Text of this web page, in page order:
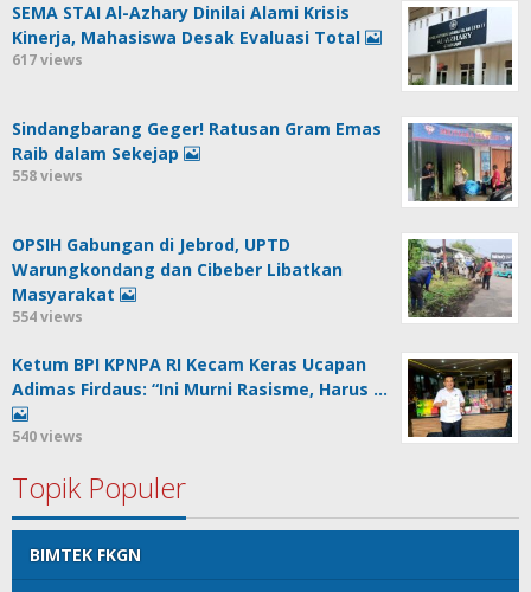
SEMA STAI Al-Azhary Dinilai Alami Krisis
Kinerja, Mahasiswa Desak Evaluasi Total
617 views
Sindangbarang Geger! Ratusan Gram Emas
Raib dalam Sekejap
558 views
OPSIH Gabungan di Jebrod, UPTD
Warungkondang dan Cibeber Libatkan
Masyarakat
554 views
Ketum BPI KPNPA RI Kecam Keras Ucapan
Adimas Firdaus: “Ini Murni Rasisme, Harus …
540 views
Topik Populer
BIMTEK FKGN